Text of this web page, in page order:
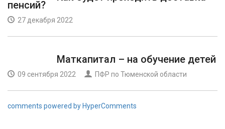
пенсий?
27 декабря 2022
Маткапитал – на обучение детей
09 сентября 2022 ПФР по Тюменской области
comments powered by HyperComments